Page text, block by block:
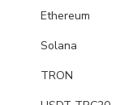
Ethereum
Solana
TRON